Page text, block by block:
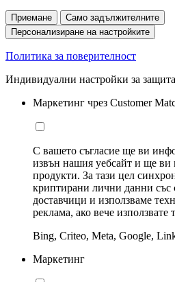
Приемане
Само задължителните
Персонализиране на настройките
Политика за поверителност
Индивидуални настройки за
Маркетинг чрез Customer
С вашето съгласие ще ви
извън нашия уебсайт и ще ви
продукти. За тази цел
криптирани лични данни със
доставчици и използваме
реклама, ако вече използвате
Bing, Criteo, Meta, Google,
Маркетинг